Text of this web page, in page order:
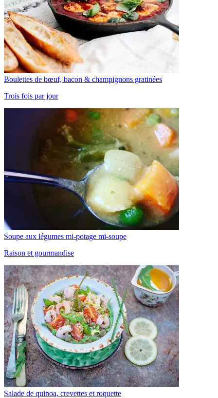
Boulettes de bœuf, bacon & champignons gratinées
Trois fois par jour
Soupe aux légumes mi-potage mi-soupe
Raison et gourmandise
Salade de quinoa, crevettes et roquette